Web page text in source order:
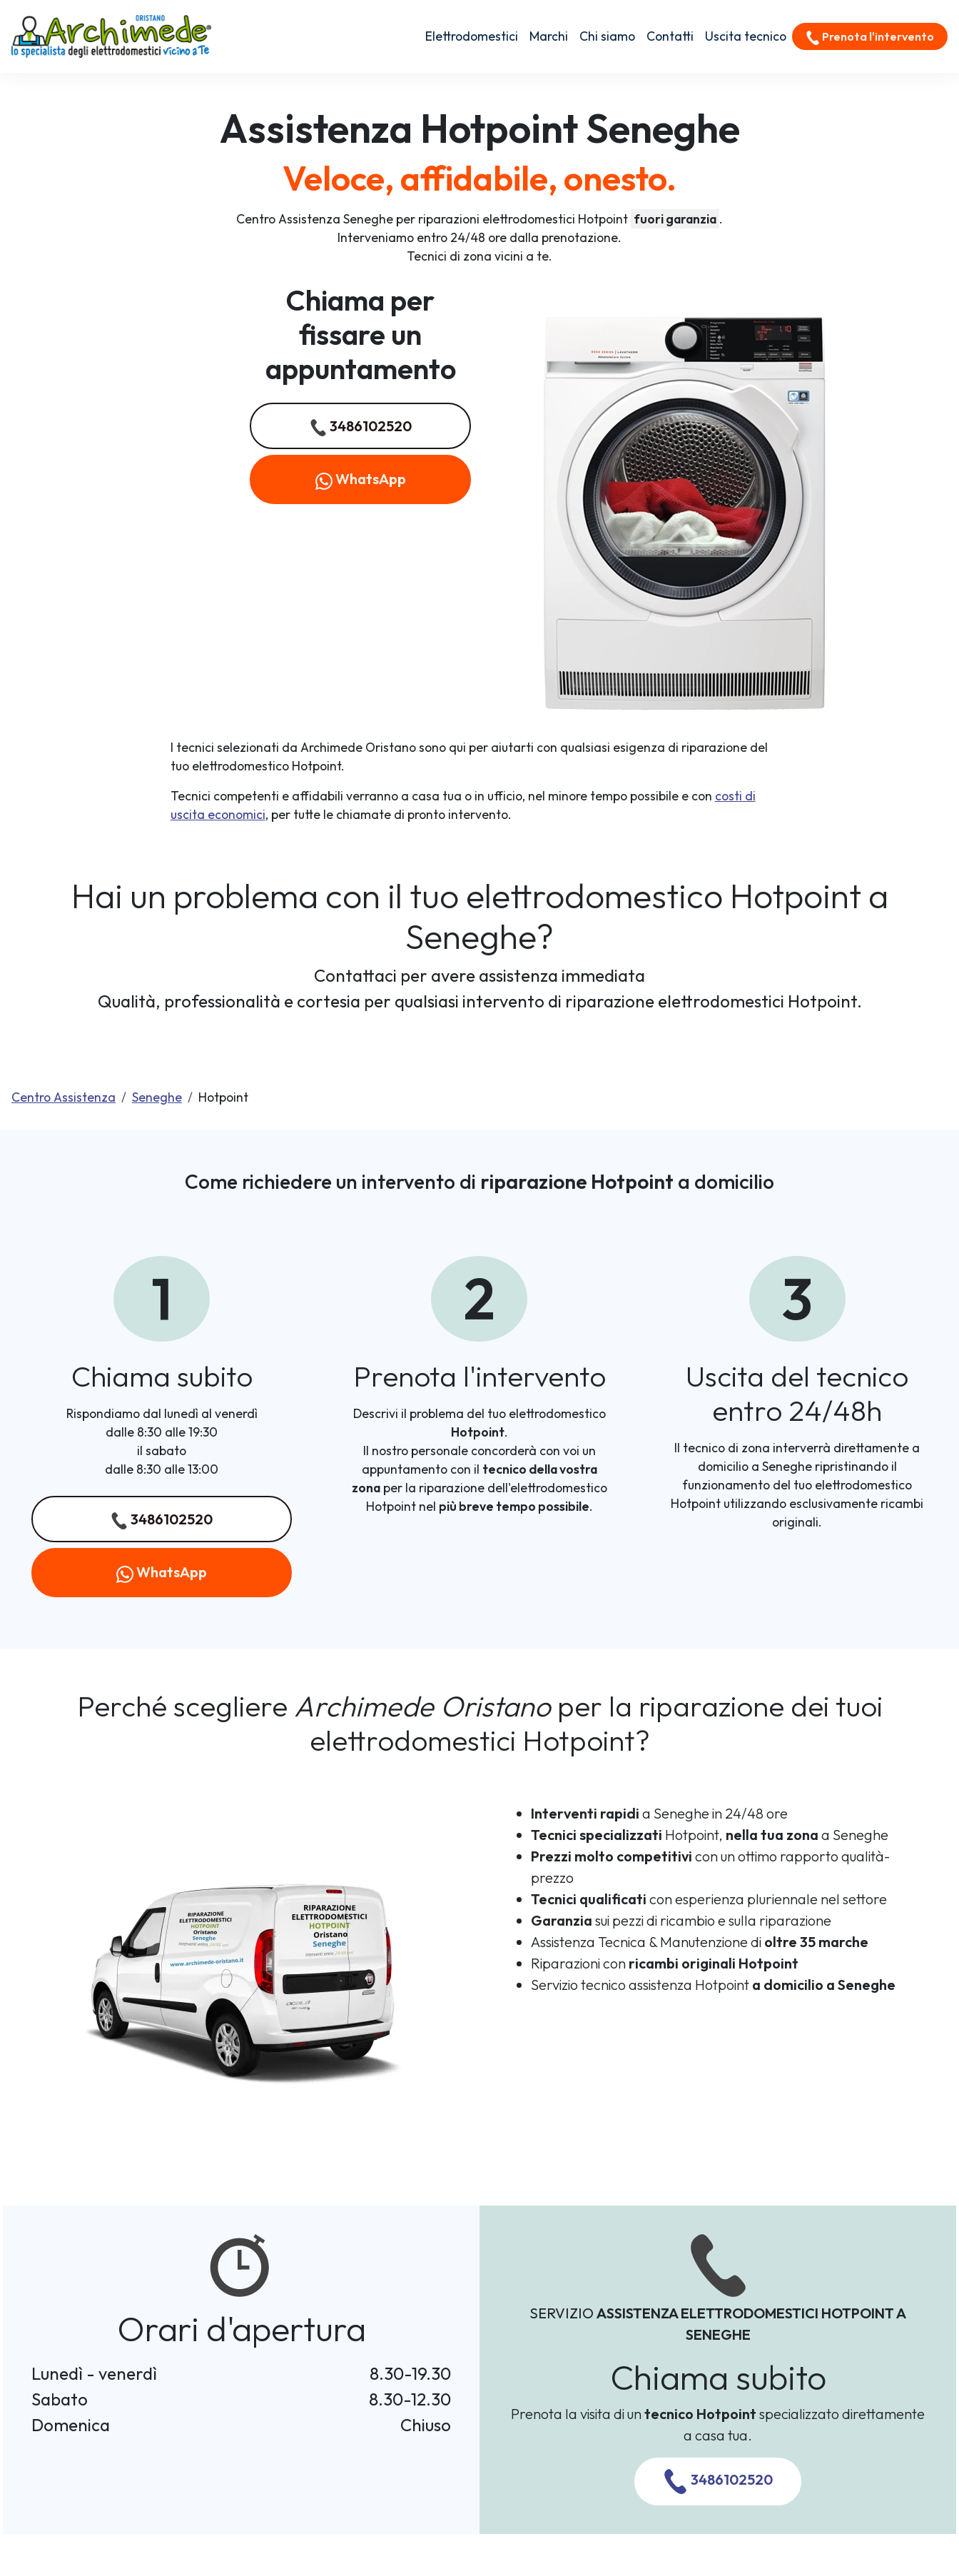
Elettrodomestici Marchi Chi siamo Contatti Uscita tecnico Prenota l'intervento
Assistenza HotpointSeneghe
Veloce, affidabile, onesto.
Centro Assistenza Seneghe per riparazioni elettrodomestici Hotpoint fuori garanzia .
Interveniamo entro 24/48 ore dalla prenotazione.
Tecnici di zona vicini a te.
Chiama per
fissare un
appuntamento
3486102520
WhatsApp
I tecnici selezionati da Archimede Oristano sono qui per aiutarti con qualsiasi esigenza di riparazione del
tuo elettrodomestico Hotpoint.
Tecnici competenti e affidabili verranno a casa tua o in ufficio, nel minore tempo possibile e con costi di
uscita economici, per tutte le chiamate di pronto intervento.
Hai un problema con il tuo elettrodomestico Hotpoint a
Seneghe?
Contattaci per avere assistenza immediata
Qualità, professionalità e cortesia per qualsiasi intervento di riparazione elettrodomestici Hotpoint.
Centro Assistenza Seneghe Hotpoint
Come richiedere un intervento di riparazione Hotpoint a domicilio
1
Chiama subito
Rispondiamo dal lunedì al venerdì
dalle 8:30 alle 19:30
il sabato
dalle 8:30 alle 13:00
3486102520
WhatsApp
2
Prenota l'intervento
Descrivi il problema del tuo elettrodomestico
Hotpoint.
Il nostro personale concorderà con voi un
appuntamento con il tecnico della vostra
zonaper la riparazione dell'elettrodomestico
Hotpoint nel più breve tempo possibile.
3
Uscita del tecnico
entro 24/48h
Il tecnico di zona interverrà direttamente a
domicilio a Seneghe ripristinando il
funzionamento del tuo elettrodomestico
Hotpoint utilizzando esclusivamente ricambi
originali.
Perché scegliere Archimede Oristanoper la riparazione dei tuoi
elettrodomestici Hotpoint?
Interventi rapidi a Seneghe in 24/48 ore
Tecnici specializzati Hotpoint, nella tua zona a Seneghe
Prezzi molto competitivi con un ottimo rapporto qualità-
prezzo
Tecnici qualificati con esperienza pluriennale nel settore
Garanzia sui pezzi di ricambio e sulla riparazione
Assistenza Tecnica & Manutenzione di oltre 35 marche
Riparazioni con ricambi originali Hotpoint
Servizio tecnico assistenza Hotpoint a domicilio a Seneghe
Orari d'apertura
Lunedì - venerdì
8.30-19.30
Sabato
8.30-12.30
Domenica
Chiuso
SERVIZIO ASSISTENZA ELETTRODOMESTICI HOTPOINT A
SENEGHE
Chiama subito
Prenota la visita di untecnico Hotpoint specializzato direttamente
a casa tua.
3486102520